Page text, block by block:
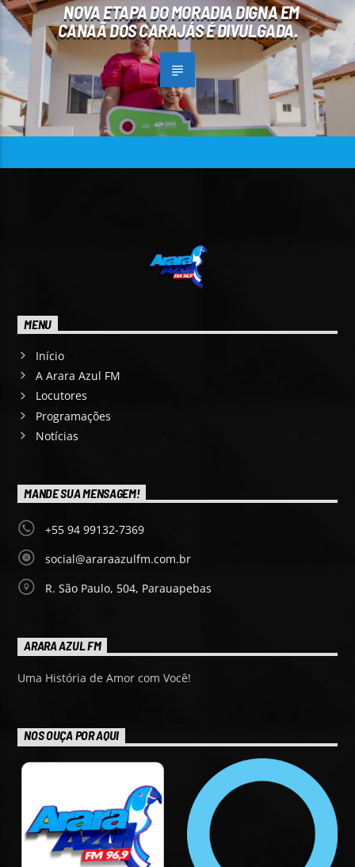
NOVA ETAPA DO MORADIA DIGNA EM
CANAÃ DOS CARAJÁS É DIVULGADA.
MENU
Início
A Arara Azul FM
Locutores
Programações
Notícias
MANDE SUA MENSAGEM!
+55 94 99132-7369
social@araraazulfm.com.br
R. São Paulo, 504, Parauapebas
ARARA AZUL FM
Uma História de Amor com Você!
NOS OUÇA POR AQUI